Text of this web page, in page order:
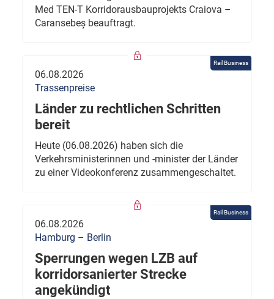
Med TEN-T Korridorausbauprojekts Craiova –
Caransebeș beauftragt.
Rail Business
06.08.2026
Trassenpreise
Länder zu rechtlichen Schritten
bereit
Heute (06.08.2026) haben sich die
Verkehrsministerinnen und -minister der Länder
zu einer Videokonferenz zusammengeschaltet.
Rail Business
06.08.2026
Hamburg – Berlin
Sperrungen wegen LZB auf
korridorsanierter Strecke
angekündigt